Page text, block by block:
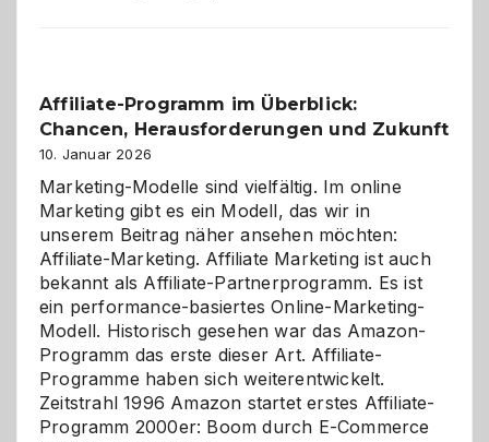
Affiliate-Programm im Überblick:
Chancen, Herausforderungen und Zukunft
10. Januar 2026
Marketing-Modelle sind vielfältig. Im online
Marketing gibt es ein Modell, das wir in
unserem Beitrag näher ansehen möchten:
Affiliate-Marketing. Affiliate Marketing ist auch
bekannt als Affiliate-Partnerprogramm. Es ist
ein performance-basiertes Online-Marketing-
Modell. Historisch gesehen war das Amazon-
Programm das erste dieser Art. Affiliate-
Programme haben sich weiterentwickelt.
Zeitstrahl 1996 Amazon startet erstes Affiliate-
Programm 2000er: Boom durch E-Commerce